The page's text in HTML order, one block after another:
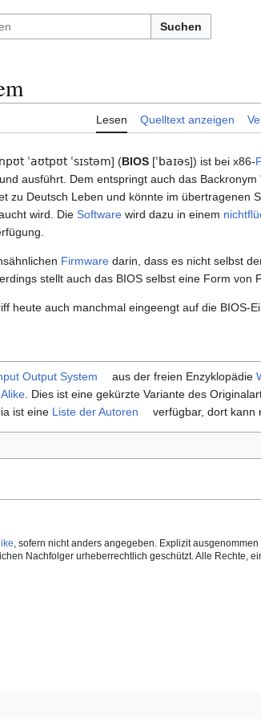
Suchen
Lesen Quelltext anzeigen
ˈaʊtpʊt ˈsɪstəm] (BIOS [ˈbaɪəs]) ist bei x86-
ausführt. Dem entspringt auch das Backronym
zu Deutsch Leben und könnte im übertragenen
wird. Die Software wird dazu in einem
Firmware darin, dass es nicht selbst
stellt auch das BIOS selbst eine Form von
heute auch manchmal eingeengt auf die BIOS-
Output System aus der freien Enzyklopädie
. Dies ist eine gekürzte Variante des
ist eine Liste der Autoren verfügbar, dort kann
, sofern nicht anders angegeben. Explizit
Nachfolger urheberrechtlich geschützt. Alle Rechte,